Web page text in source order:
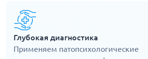
Глубокая диагностика
Применяем патопсихологические